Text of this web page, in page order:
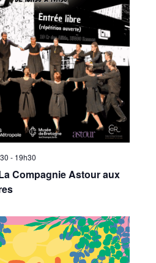
- 19h30
Compagnie Astour aux